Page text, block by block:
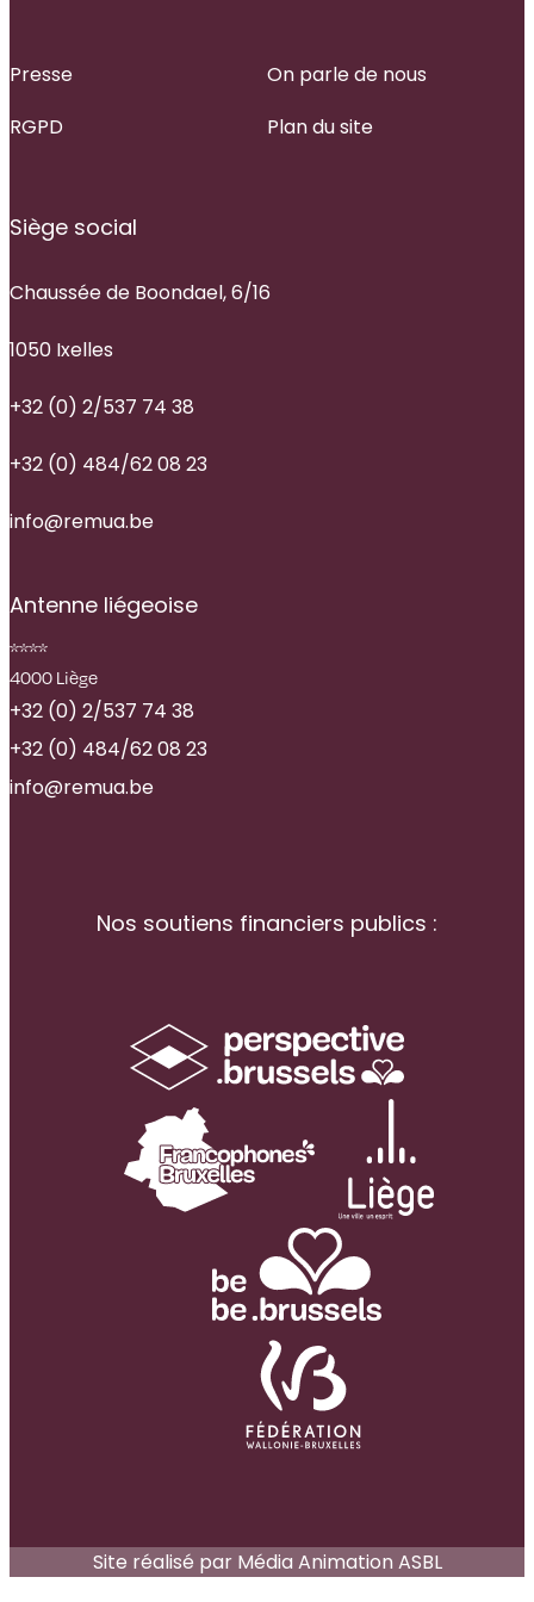
Presse
On parle de nous
RGPD
Plan du site
Siège social
Chaussée de Boondael, 6/16
1050 Ixelles
+32 (0) 2/537 74 38
+32 (0) 484/62 08 23
info@remua.be
Antenne liégeoise
****
4000 Liège
+32 (0) 2/537 74 38
+32 (0) 484/62 08 23
info@remua.be
Nos soutiens financiers publics :
Site réalisé par Média Animation ASBL